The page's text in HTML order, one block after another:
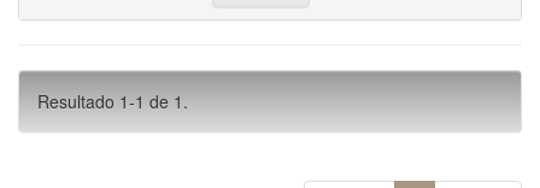
Resultado 1-1 de 1.